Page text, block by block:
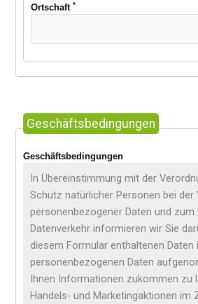
Ortschaft*
Geschäftsbedingungen
Geschäftsbedingungen
In Übereinstimmung mit der
Schutz natürlicher Personen bei der
personenbezogener Daten und zum
Datenverkehr informieren wir Sie
diesem Formular enthaltenen Daten
personenbezogenen Daten
Ihnen Informationen zukommen zu
Handels- und Marketingaktionen im